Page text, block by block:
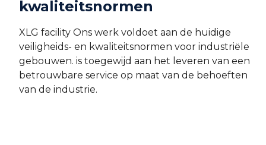
kwaliteitsnormen
XLG facility Ons werk voldoet aan de huidige
veiligheids- en kwaliteitsnormen voor industriële
gebouwen. is toegewijd aan het leveren van een
betrouwbare service op maat van de behoeften
van de industrie.